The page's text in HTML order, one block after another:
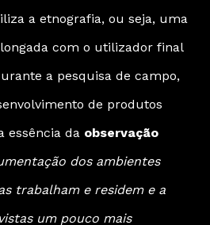
a etnografia, ou seja, uma
com o utilizador final
a pesquisa de campo,
de produtos
essência da observação
dos ambientes
trabalham e residem e a
um pouco mais